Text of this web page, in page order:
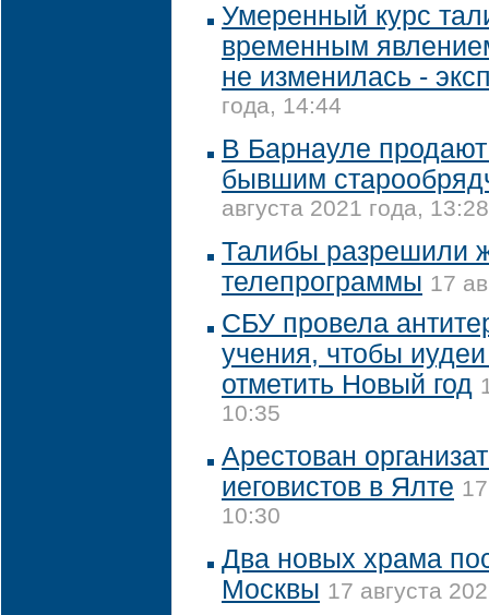
Умеренный курс
временным
не изменилась -
года, 14:44
В Барнауле
бывшим
августа 2021 года, 13:28
Талибы разрешили
телепрограммы 17
СБУ провела
учения, чтобы
отметить Новый год
10:35
Арестован
иеговистов в Ялте
10:30
Два новых храма
Москвы 17 августа